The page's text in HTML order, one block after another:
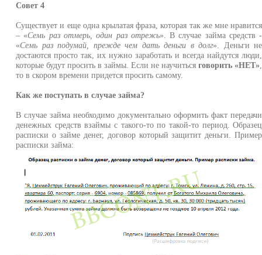
Совет 4
Существует и еще одна крылатая фраза, которая так же мне нравится
– «Семь раз отмерь, один раз отрежь». В случае займа средств -
«Семь раз подумай, прежде чем дать деньги в долг». Деньги не
достаются просто так, их нужно заработать и всегда найдутся люди,
которые будут просить в займы. Если не научитьсяговорить «НЕТ»
то в скором времени придется просить самому.
Как же поступать в случае займа?
В случае займа необходимо документально оформить факт передачи
денежных средств взаймы с такого-то по такой-то период. Образец
расписки о займе денег, договор который защитит деньги. Пример
расписки займа: